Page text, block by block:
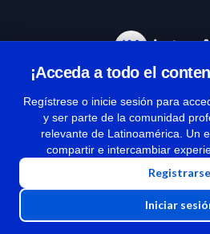
¡Acceda a todo el
Regístrese o inicie sesión para
y ser parte de la comunidad
relevante de Latinoamérica. Un
compartir e intercambiar
Registrarse
Iniciar
Términos y
| Políticas de
| Todos los derechos reservados |